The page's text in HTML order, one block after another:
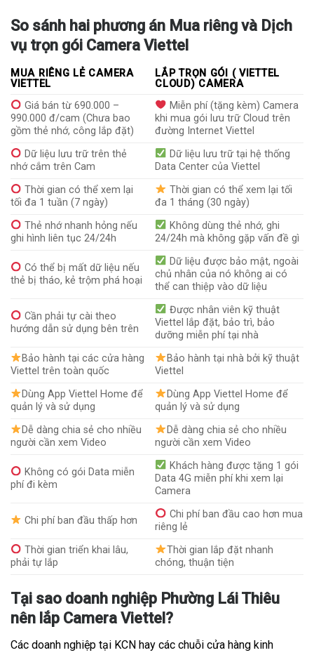
So sánh hai phương án Mua riêng và Dịch
vụ trọn gói Camera Viettel
MUA RIÊNG LẺ CAMERA
VIETTEL
LẮP TRỌN GÓI ( VIETTEL
CLOUD) CAMERA
Giá bán từ 690.000 –
990.000 đ/cam (Chưa bao
gồm thẻ nhớ, công lắp đặt)
Miễn phí (tặng kèm) Camera
khi mua gói lưu trữ Cloud trên
đường Internet Viettel
Dữ liệu lưu trữ trên thẻ
nhớ cắm trên Cam
Dữ liệu lưu trữ tại hệ thống
Data Center của Viettel
Thời gian có thể xem lại
tối đa 1 tuần (7 ngày)
Thời gian có thể xem lại tối
đa 1 tháng (30 ngày)
Thẻ nhớ nhanh hỏng nếu
ghi hình liên tục 24/24h
Không dùng thẻ nhớ, ghi
24/24h mà không gặp vấn đề gì
Có thể bị mất dữ liệu nếu
thẻ bị tháo, kẻ trộm phá hoại
Dữ liệu được bảo mật, ngoài
chủ nhân của nó không ai có
thể can thiệp vào dữ liệu
Cần phải tự cài theo
hướng dẫn sử dụng bên trên
Được nhân viên kỹ thuật
Viettel lắp đặt, bảo trì, bảo
dưỡng miễn phí tại nhà
Bảo hành tại các cửa hàng
Viettel trên toàn quốc
Bảo hành tại nhà bởi kỹ thuật
Viettel
Dùng App Viettel Home để
quản lý và sử dụng
Dùng App Viettel Home để
quản lý và sử dụng
Dễ dàng chia sẻ cho nhiều
người cần xem Video
Dễ dàng chia sẻ cho nhiều
người cần xem Video
Không có gói Data miễn
phí đi kèm
Khách hàng được tặng 1 gói
Data 4G miễn phí khi xem lại
Camera
Chi phí ban đầu thấp hơn
Chi phí ban đầu cao hơn mua
riêng lẻ
Thời gian triển khai lâu,
phải tự lắp
Thời gian lắp đặt nhanh
chóng, thuận tiện
Tại sao doanh nghiệp Phường Lái Thiêu
nên lắp Camera Viettel?
Các doanh nghiệp tại KCN hay các chuỗi cửa hàng kinh